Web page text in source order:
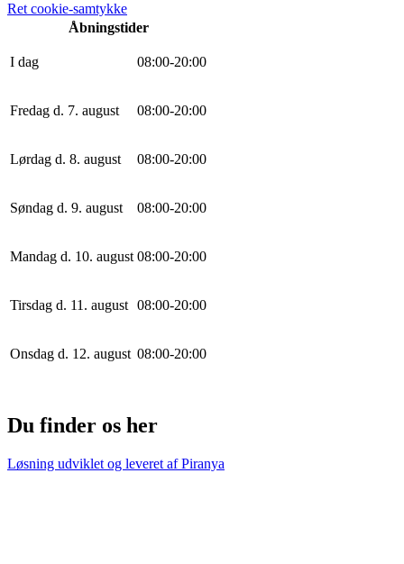
Ret cookie-samtykke
Åbningstider
I dag 08:00-20:00
Fredag d. 7. august 08:00-20:00
Lørdag d. 8. august 08:00-20:00
Søndag d. 9. august 08:00-20:00
Mandag d. 10. august 08:00-20:00
Tirsdag d. 11. august 08:00-20:00
Onsdag d. 12. august 08:00-20:00
Du finder os her
Løsning udviklet og leveret afPiranya